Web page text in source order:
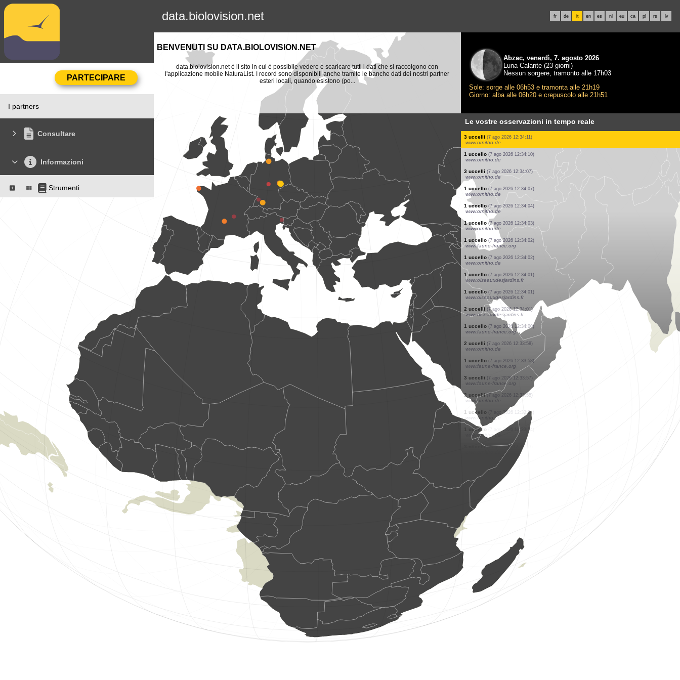
data.biolovision.net fr de it en es nl eu ca pl rs lv
I partners
Consultare
Informazioni
Strumenti
BENVENUTI SU DATA.BIOLOVISION.NET
data.biolovision.net è il sito in cui è possibile vedere e scaricare tutti i dati che si raccolgono con
l'applicazione mobile NaturaList. I record sono disponibili anche tramite le banche dati dei nostri partner
esteri locali, quando esistono (po...
Abzac, venerdì, 7. agosto 2026
Luna Calante (23 giorni)
Nessun sorgere, tramonto alle 17h03
Sole: sorge alle 06h53 e tramonta alle 21h19
Giorno: alba alle 06h20 e crepuscolo alle 21h51
Le vostre osservazioni in tempo reale
2 uccelli (7 ago 2026 12:34:21)
www.ocellsdelsjardins.cat
1 uccello (7 ago 2026 12:34:21)
www.ocellsdelsjardins.cat
6 uccelli (7 ago 2026 12:34:21)
www.ocellsdelsjardins.cat
1 uccello (7 ago 2026 12:34:20)
www.faune-france.org
2 uccelli (7 ago 2026 12:34:17)
www.ornitho.de
1 uccello (7 ago 2026 12:34:14)
www.ornitho.de
1 uccello (7 ago 2026 12:34:14)
www.ornitho.de
1 uccello (7 ago 2026 12:34:12)
www.ornitho.de
3 uccelli (7 ago 2026 12:34:11)
www.ornitho.de
1 uccello (7 ago 2026 12:34:10)
www.ornitho.de
3 uccelli (7 ago 2026 12:34:07)
www.ornitho.de
1 uccello (7 ago 2026 12:34:07)
www.ornitho.de
1 uccello (7 ago 2026 12:34:04)
www.ornitho.de
1 uccello (7 ago 2026 12:34:03)
www.ornitho.de
1 uccello (7 ago 2026 12:34:02)
www.faune-france.org
1 uccello (7 ago 2026 12:34:02)
www.ornitho.de
1 uccello (7 ago 2026 12:34:01)
www.oiseauxdesjardins.fr
1 uccello (7 ago 2026 12:34:01)
www.oiseauxdesjardins.fr
2 uccelli (7 ago 2026 12:34:01)
www.oiseauxdesjardins.fr
(7 ago 2026 12:34:00)
www.faune-france.org
2 uccelli (7 ago 2026 12:33:58)
www.ornitho.de
1 uccello
www.faune-france.org
3 uccelli
www.faune-france.org
(7 ago 2026 12:33:54)
1 uccello (7 ago 2026 12:33:54)
www.ornitho.de
2 uccelli (7 ago 2026 12:33:53)
www.ornitho.de
1 uccello (7 ago 2026 12:33:53)
www.ornitho.de